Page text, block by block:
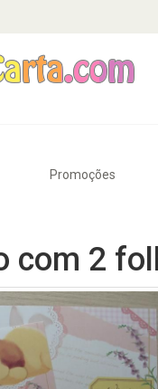
Promoções
com 2